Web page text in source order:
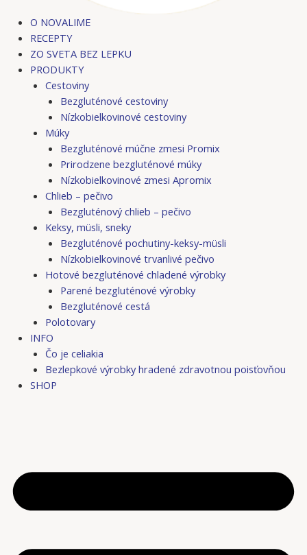
O NOVALIME
RECEPTY
ZO SVETA BEZ LEPKU
PRODUKTY
Cestoviny
Bezgluténové cestoviny
Nízkobielkovinové cestoviny
Múky
Bezgluténové múčne zmesi Promix
Prirodzene bezgluténové múky
Nízkobielkovinové zmesi Apromix
Chlieb – pečivo
Bezgluténový chlieb – pečivo
Keksy, müsli, sneky
Bezgluténové pochutiny-keksy-müsli
Nízkobielkovinové trvanlivé pečivo
Hotové bezgluténové chladené výrobky
Parené bezgluténové výrobky
Bezgluténové cestá
Polotovary
INFO
Čo je celiakia
Bezlepkové výrobky hradené zdravotnou poisťovňou
SHOP